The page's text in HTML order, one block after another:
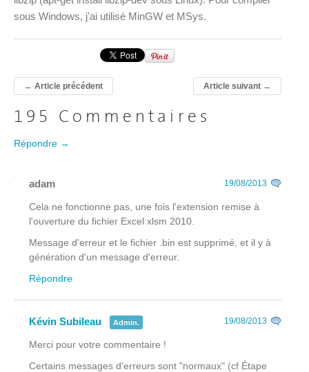
sous Windows, j'ai utilisé MinGW et MSys.
← Article précédent Article suivant→
195 Commentaires
Répondre →
adam 19/08/2013
Cela ne fonctionne pas, une fois l'extension remise à
l'ouverture du fichier Excel xlsm 2010.
Message d'erreur et le fichier .bin est supprimé, et il y à
génération d'un message d'erreur.
Répondre
Kévin Subileau Admin. 19/08/2013
Merci pour votre commentaire !
Certains messages d'erreurs sont "normaux" (cf Étape